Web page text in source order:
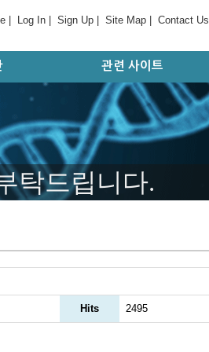
Log In Sign Up Site Map Contact Us
관련 사이트
대학 및 병원
학회/협회
기관/연구소
국외 사이트
탁드립니다.
Hits 2495